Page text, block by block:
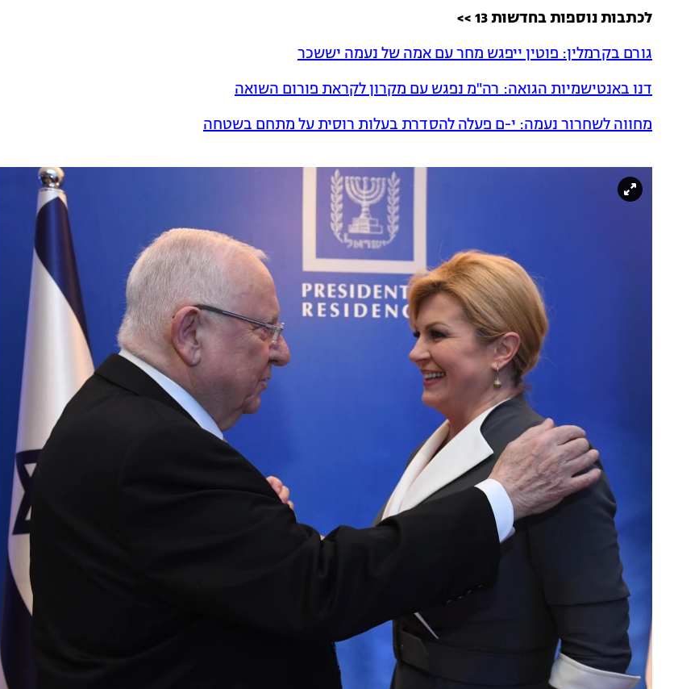
לכתבות נוספות בחדשות 13 >>
גורם בקרמלין: פוטין ייפגש מחר עם אמה של נעמה יששכר
דנו באנטישמיות הגואה: רה"מ נפגש עם מקרון לקראת פורום השואה
מחווה לשחרור נעמה: י-ם פעלה להסדרת בעלות רוסית על מתחם בשטחה